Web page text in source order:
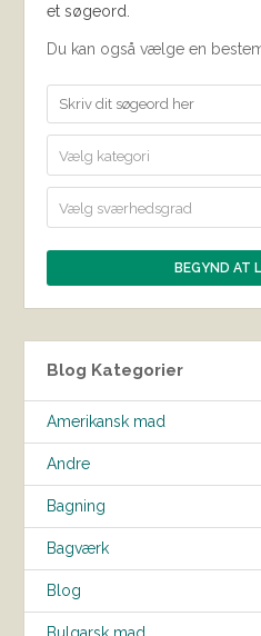
et søgeord.
Du kan også vælge en
Vælg kategori
Vælg sværhedsgrad
Blog Kategorier
Amerikansk mad
Andre
Bagning
Bagværk
Blog
Bulgarsk mad